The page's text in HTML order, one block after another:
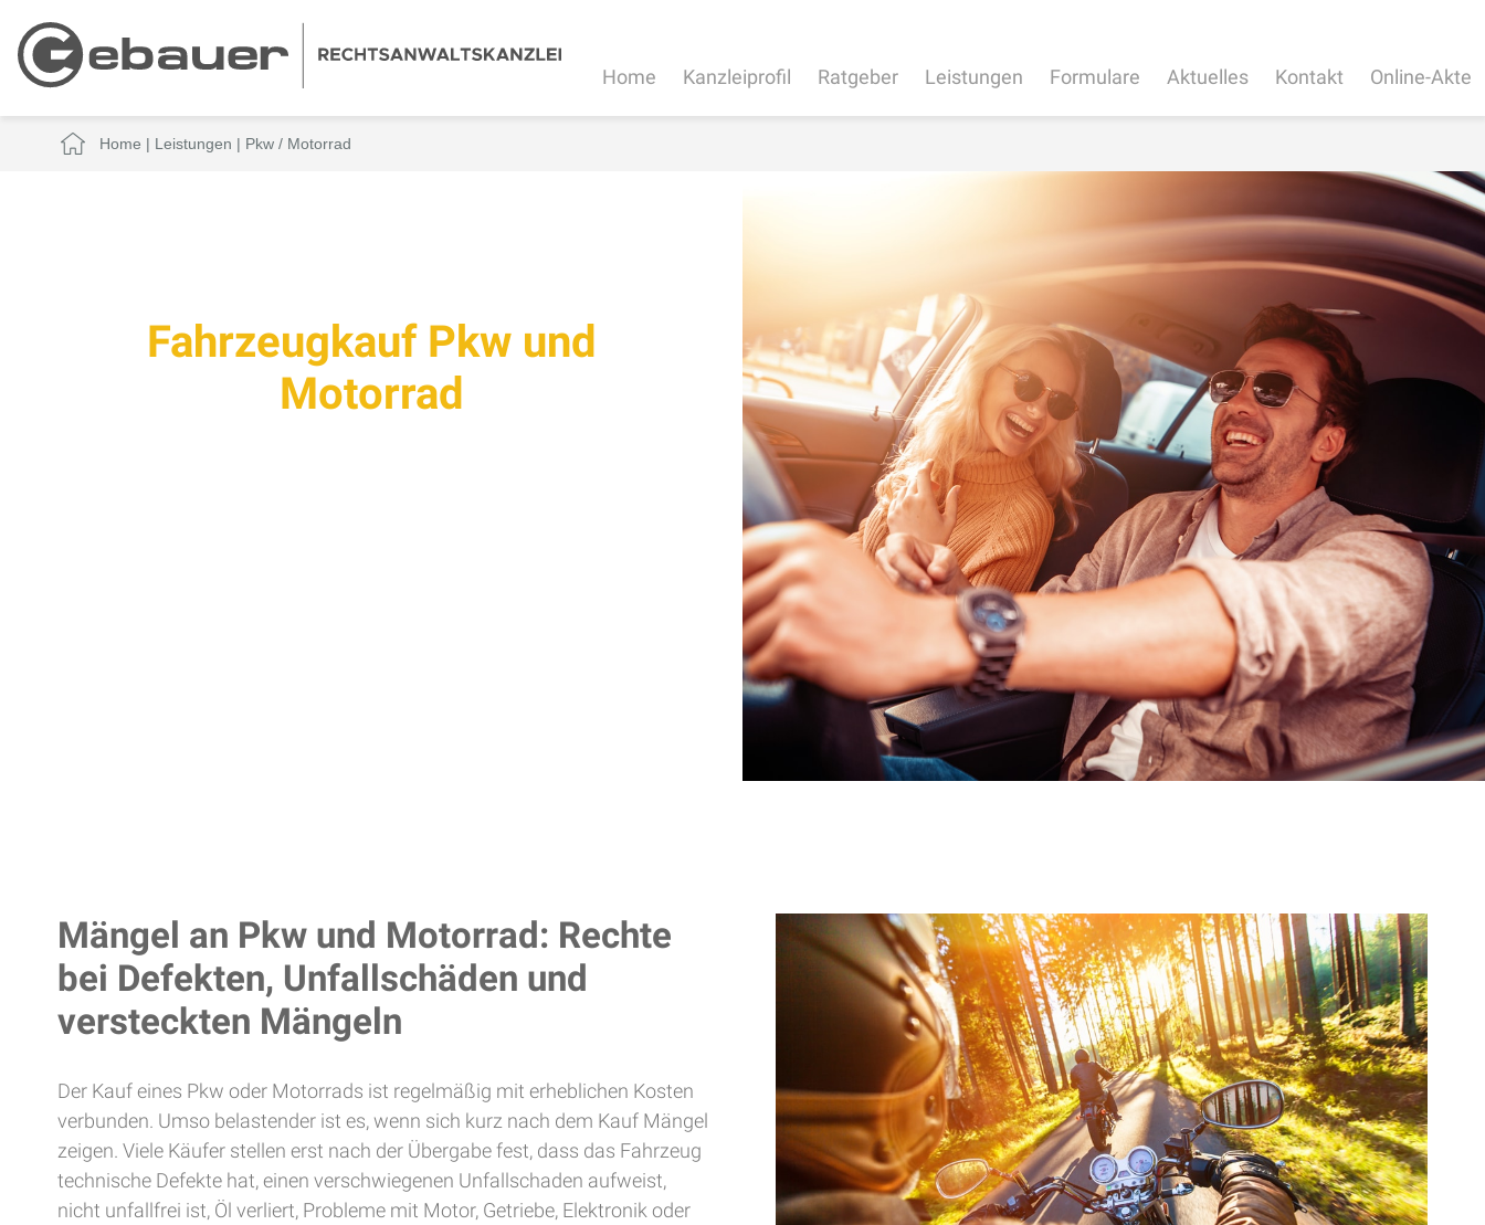
Home Kanzleiprofil Ratgeber Leistungen Formulare Aktuelles Kontakt Online-Akte
Home | Leistungen | Pkw / Motorrad
Fahrzeugkauf Pkw und
Motorrad
Mängel an Pkw und Motorrad: Rechte
bei Defekten, Unfallschäden und
versteckten Mängeln
Der Kauf eines Pkw oder Motorrads ist regelmäßig mit erheblichen Kosten
verbunden. Umso belastender ist es, wenn sich kurz nach dem Kauf Mängel
zeigen. Viele Käufer stellen erst nach der Übergabe fest, dass das Fahrzeug
technische Defekte hat, einen verschwiegenen Unfallschaden aufweist,
nicht unfallfrei ist, Öl verliert, Probleme mit Motor, Getriebe, Elektronik oder